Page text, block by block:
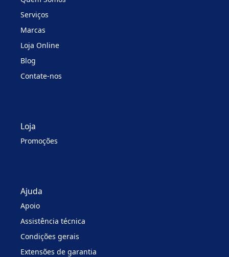
Serviços
Marcas
Loja Online
Blog
Contate-nos
Loja
Promoções
Ajuda
Apoio
Assistência técnica
Condições gerais
Extensões de garantia